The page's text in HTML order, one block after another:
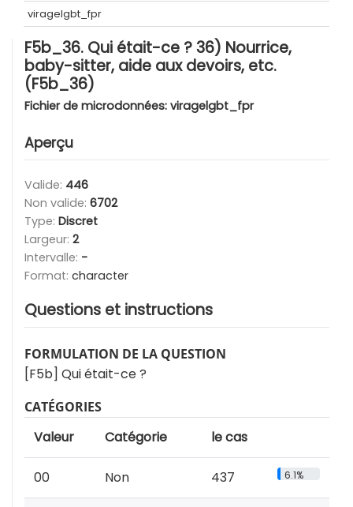
viragelgbt_fpr
F5b_36. Qui était-ce ? 36) Nourrice,
baby-sitter, aide aux devoirs, etc.
(F5b_36)
Fichier de microdonnées: viragelgbt_fpr
Aperçu
Valide: 446
Non valide: 6702
Type: Discret
Largeur: 2
Intervalle: -
Format: character
Questions et instructions
FORMULATION DE LA QUESTION
[F5b] Qui était-ce ?
CATÉGORIES
Valeur Catégorie le cas
00 Non 437 6.1%